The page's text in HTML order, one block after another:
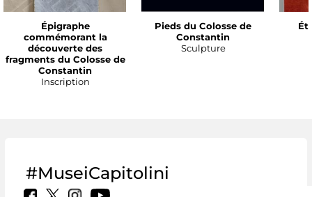
Épigraphe
commémorant la
découverte des
fragments du Colosse de
Constantin
Inscription
Pieds du Colosse de
Constantin
Sculpture
#MuseiCapitolini